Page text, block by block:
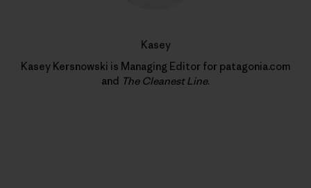
Kasey
Kasey Kersnowski is Managing Editor for patagonia.com
and The Cleanest Line.